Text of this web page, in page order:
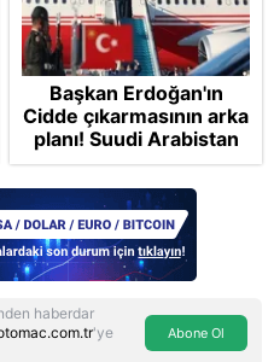
Başkan Erdoğan'ın
Cidde çıkarmasının arka
planı! Suudi Arabistan
ve Pakistan'la üçlü ortak
savunma anlaşması:
"Islamic NATO"
manşetleri
haberdar
'ye
Abone Ol